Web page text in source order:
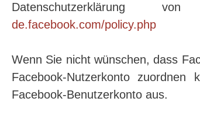
Datenschutzerklärung
de.facebook.com/policy.php
Wenn Sie nicht wünschen, dass
Facebook-Nutzerkonto
Facebook-Benutzerkonto aus.